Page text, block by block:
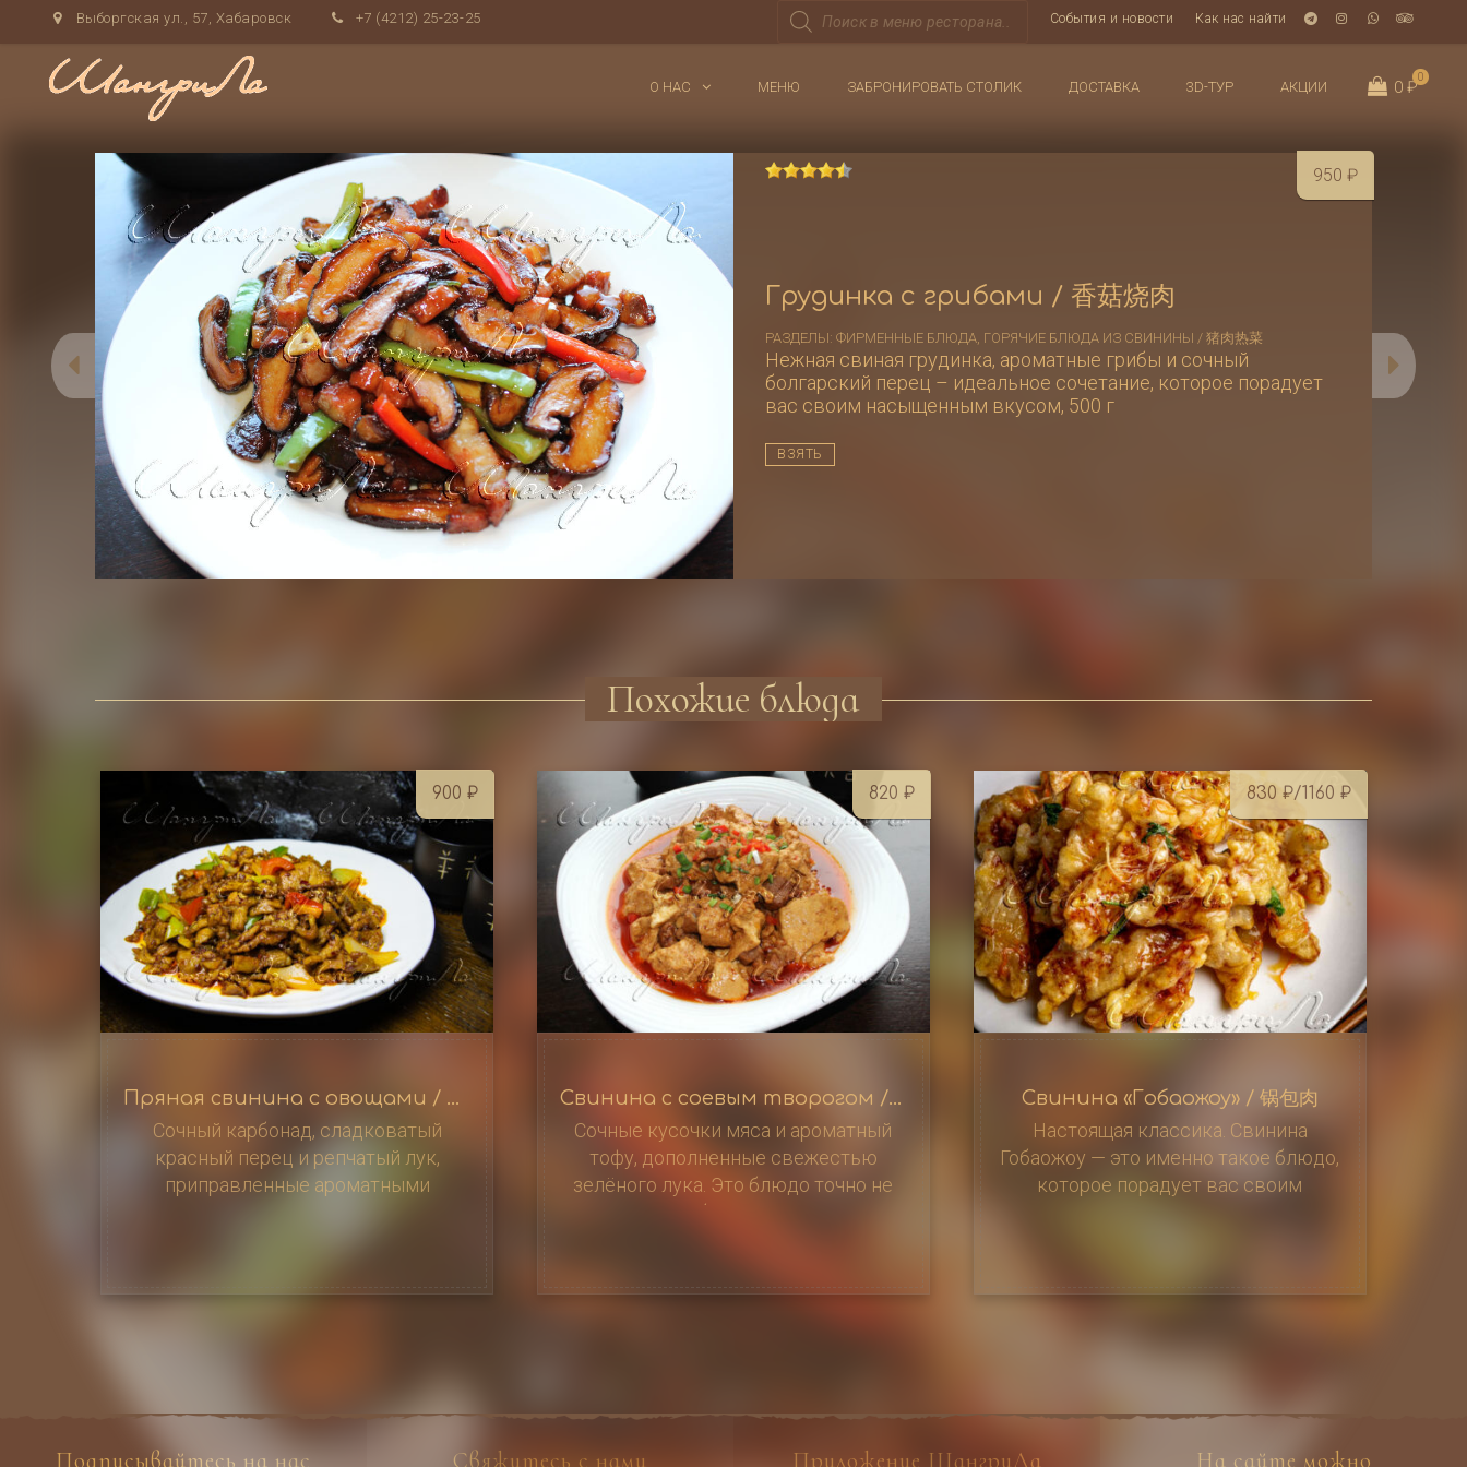
Поиск
товаров
События и новости Как нас найти
Выборгская ул., 57, Хабаровск +7 (4212) 25-23-25
0
0 ₽
О НАС МЕНЮ ЗАБРОНИРОВАТЬ СТОЛИК ДОСТАВКА 3D-ТУР АКЦИИ
Грудинка с грибами / 香菇烧肉
РАЗДЕЛЫ:ФИРМЕННЫЕ БЛЮДА, ГОРЯЧИЕ БЛЮДА ИЗ СВИНИНЫ / 猪肉热菜
Нежная свиная грудинка, ароматные грибы и сочный
болгарский перец – идеальное сочетание, которое порадует
вас своим насыщенным вкусом, 500 г
ВЗЯТЬ
950 ₽
Похожие блюда
900 ₽
Пряная свинина с овощами / 孜然肉片
Сочный карбонад, сладковатый
красный перец и репчатый лук,
приправленные ароматными
820 ₽
Свинина с соевым творогом / 压过豆腐烧肉
Сочные кусочки мяса и ароматный
тофу, дополненные свежестью
зелёного лука. Это блюдо точно не
оставит вас безразличным, 650 г
830 ₽/1160 ₽
Свинина «Гобаожоу» / 锅包肉
Настоящая классика. Свинина
Гобаожоу — это именно такое блюдо,
которое порадует вас своим
равнодушным
Подписывайтесь на нас Свяжитесь с нами Приложение ШангриЛа На сайте можно